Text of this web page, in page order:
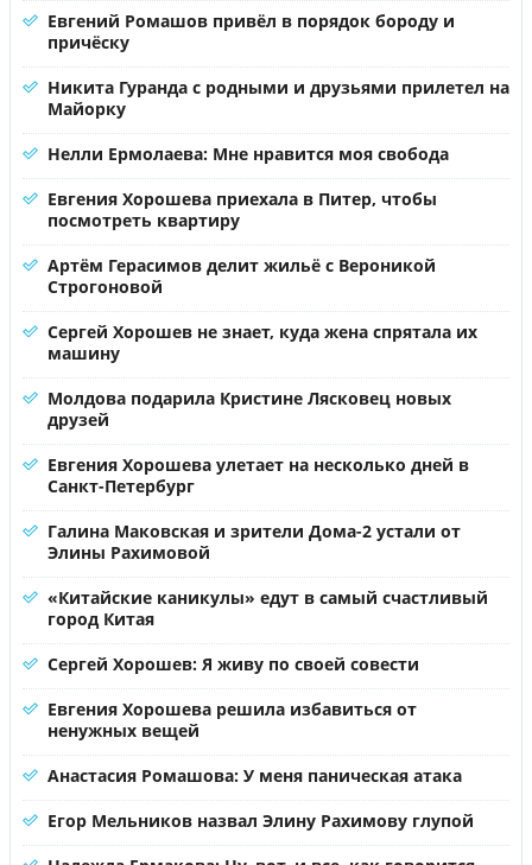
Евгений Ромашов привёл в порядок бороду и
причёску
Никита Гуранда с родными и друзьями прилетел на
Майорку
Нелли Ермолаева: Мне нравится моя свобода
Евгения Хорошева приехала в Питер, чтобы
посмотреть квартиру
Артём Герасимов делит жильё с Вероникой
Строгоновой
Сергей Хорошев не знает, куда жена спрятала их
машину
Молдова подарила Кристине Лясковец новых
друзей
Евгения Хорошева улетает на несколько дней в
Санкт-Петербург
Галина Маковская и зрители Дома-2 устали от
Элины Рахимовой
«Китайские каникулы» едут в самый счастливый
город Китая
Сергей Хорошев: Я живу по своей совести
Евгения Хорошева решила избавиться от
ненужных вещей
Анастасия Ромашова: У меня паническая атака
Егор Мельников назвал Элину Рахимову глупой